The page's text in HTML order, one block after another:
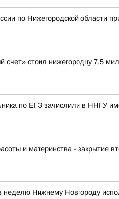
по Нижегородской области
счет» стоил нижегородцу 7,5
по ЕГЭ зачислили в ННГУ
и материнства - закрытие
неделю Нижнему Новгороду